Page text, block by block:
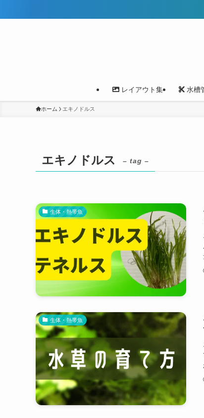
レイアウト集 水槽
ホーム エキノドルス
エキノドルス – tag –
生体・熱帯魚
生体・熱帯魚